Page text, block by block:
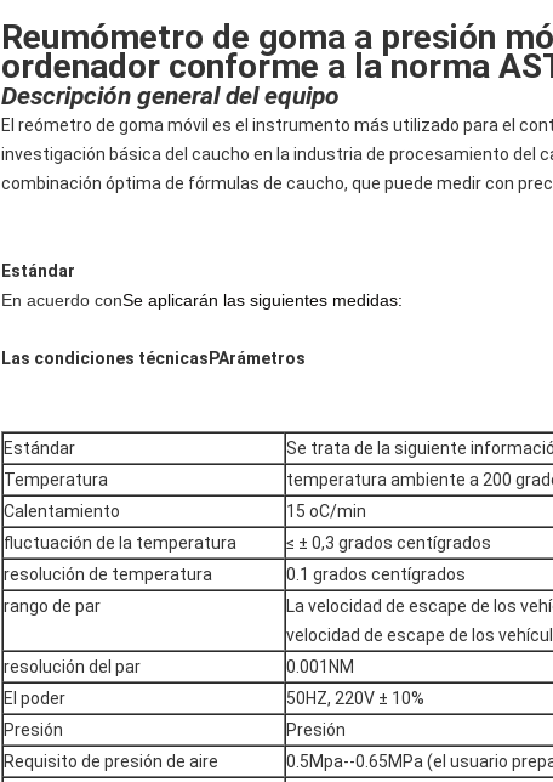
Reumómetro de goma a presión
ordenador conforme a la norma
Descripción general del equipo
El reómetro de goma móvil es el instrumento más utilizado para el
investigación básica del caucho en la industria de procesamiento del
combinación óptima de fórmulas de caucho, que puede medir con
Estándar
En acuerdo conSe aplicarán las siguientes medidas:
Las condiciones técnicas PArámetros
Estándar
Se trata de la siguiente
Temperatura
temperatura ambiente a 200
Calentamiento
15 oC/min
fluctuación de la temperatura
≤ ± 0,3 grados centígrados
resolución de temperatura
0.1 grados centígrados
rango de par
La velocidad de escape de los
velocidad de escape de los
resolución del par
0.001NM
El poder
50HZ, 220V ± 10%
Presión
Presión
Requisito de presión de aire
0.5Mpa--0.65MPa (el usuario